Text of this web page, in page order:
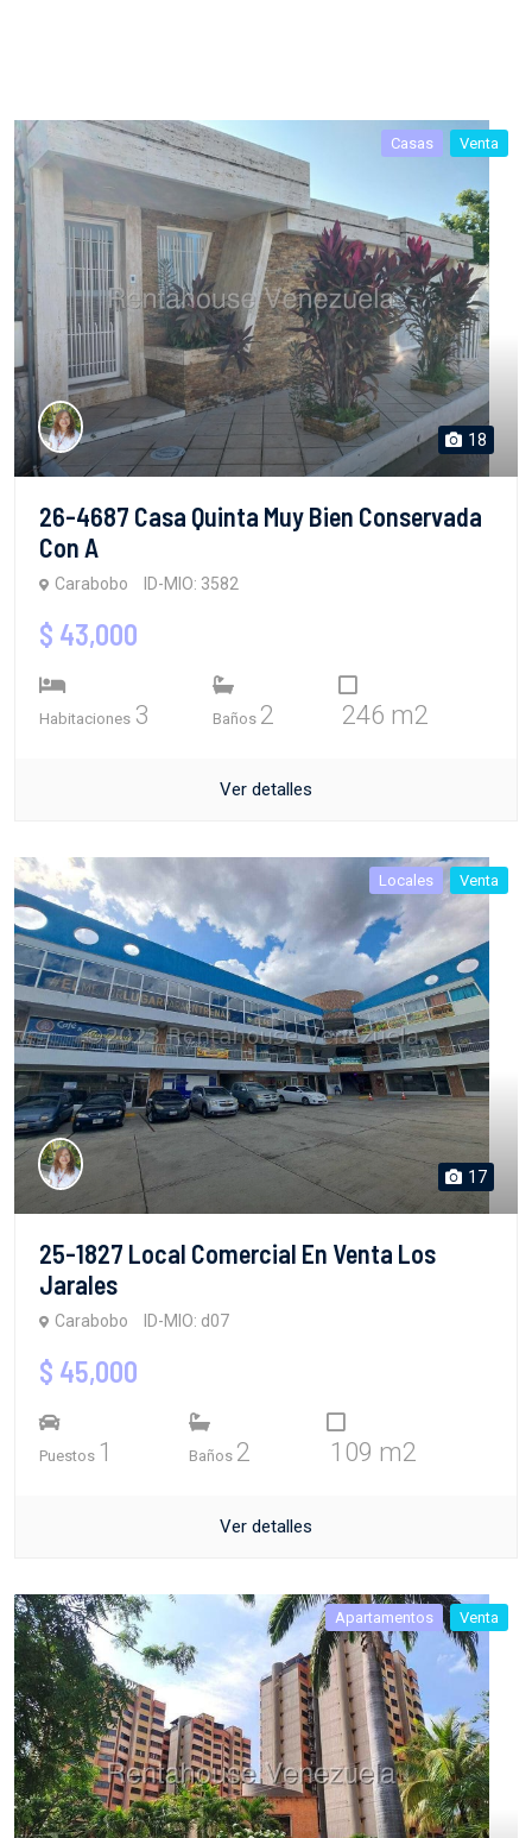
Casas Venta
18
26-4687 Casa Quinta Muy Bien Conservada
Con A
Carabobo ID-MIO: 3582
$ 43,000
Habitaciones 3 Baños 2 246 m2
Ver detalles
Locales Venta
17
25-1827 Local Comercial En Venta Los
Jarales
Carabobo ID-MIO: d07
$ 45,000
Puestos 1 Baños 2 109 m2
Ver detalles
Apartamentos Venta